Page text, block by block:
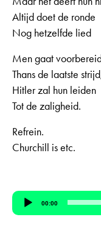
Altijd doet de ronde
Nog hetzelfde lied
Men gaat
Thans de laatste
Hitler zal hun leiden
Tot de zaligheid.
Refrein.
Churchill is etc.
Audio-
Player
00:00